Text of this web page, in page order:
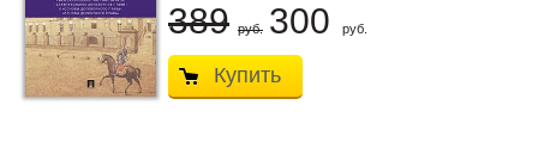
389 руб. 300 руб.
Купить